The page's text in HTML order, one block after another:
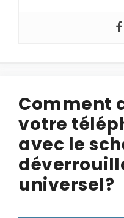
Comment
votre
avec le
universel?